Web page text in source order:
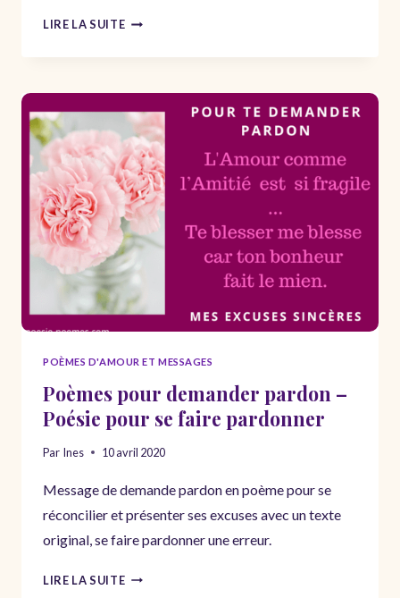
LIRE LA SUITECITATIONS
REDONNER
ESPOIR
POÈMES D'AMOUR ET MESSAGES
Poèmes pour demander pardon –
Poésie pour se faire pardonner
Par Ines 10 avril 2020
Message de demande pardon en poème pour se
réconcilier et présenter ses excuses avec un texte
original, se faire pardonner une erreur.
LIRE LA SUITEPOÈMES